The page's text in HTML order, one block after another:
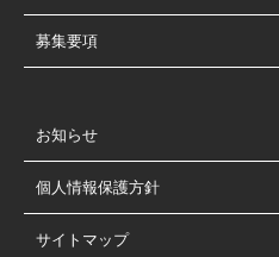
募集要項
お知らせ
個人情報保護方針
サイトマップ